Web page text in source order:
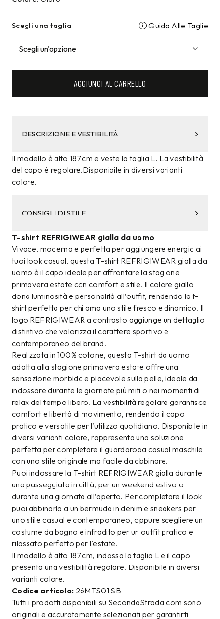
Scegli una taglia Guida Alle Taglie
AGGIUNGI AL CARRELLO
DESCRIZIONE E VESTIBILITÀ
Il modello è alto 187 cm e veste la taglia L. La vestibilità
del capo è regolare.Disponibile in diversi varianti
colore.
CONSIGLI DI STILE
T-shirt REFRIGIWEAR gialla da uomo
Vivace, moderna e perfetta per aggiungere energia ai
tuoi look casual, questa T-shirt REFRIGIWEAR gialla da
uomo è il capo ideale per affrontare la stagione
primavera estate con comfort e stile. Il colore giallo
dona luminosità e personalità all’outfit, rendendo la t-
shirt perfetta per chi ama uno stile fresco e dinamico. Il
logo REFRIGIWEAR a contrasto aggiunge un dettaglio
distintivo che valorizza il carattere sportivo e
contemporaneo del brand.
Realizzata in 100% cotone, questa T-shirt da uomo
adatta alla stagione primavera estate offre una
sensazione morbida e piacevole sulla pelle, ideale da
indossare durante le giornate più miti o nei momenti di
relax del tempo libero. La vestibilità regolare garantisce
comfort e libertà di movimento, rendendo il capo
pratico e versatile per l’utilizzo quotidiano. Disponibile in
diversi varianti colore, rappresenta una soluzione
perfetta per completare il guardaroba casual maschile
con uno stile originale ma facile da abbinare.
Puoi indossare la T-shirt REFRIGIWEAR gialla durante
una passeggiata in città, per un weekend estivo o
durante una giornata all’aperto. Per completare il look
puoi abbinarla a un bermuda in denim e sneakers per
uno stile casual e contemporaneo, oppure scegliere un
costume da bagno e infradito per un outfit pratico e
rilassato perfetto per l’estate.
Il modello è alto 187 cm, indossa la taglia L e il capo
presenta una vestibilità regolare. Disponibile in diversi
varianti colore.
Codice articolo: 26MTS01 SB
Tutti i prodotti disponibili su SecondaStrada.com sono
originali e accuratamente selezionati per garantirti